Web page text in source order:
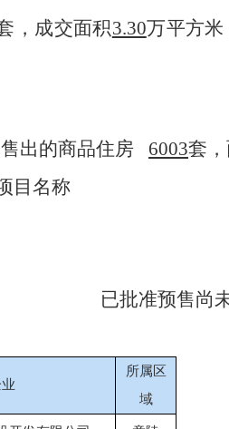
，成交面积3.30万平方米
出的商品住房 6003套
目名称
已批准预售尚
所属区
域